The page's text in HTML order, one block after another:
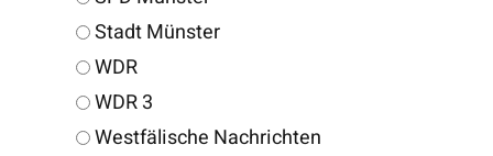
Stadt Münster
WDR
WDR 3
Westfälische Nachrichten